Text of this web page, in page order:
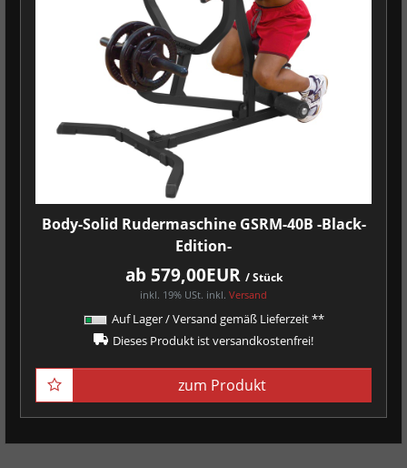
Body-Solid Rudermaschine GSRM-40B -Black-
Edition-
ab 579,00EUR / Stück
inkl. 19% USt. inkl. Versand
Auf Lager / Versand gemäß Lieferzeit **
Dieses Produkt ist versandkostenfrei!
zum Produkt